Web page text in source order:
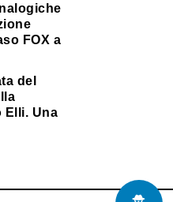
FOX a
del
Elli. Una